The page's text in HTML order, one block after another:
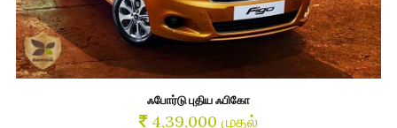
ஃபோர்டு புதிய ஃபிகோ
4,39,000 முதல்